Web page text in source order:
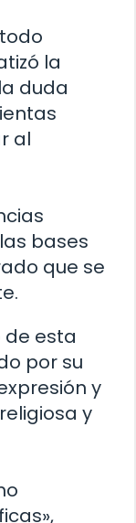
la
duda
al
bases
que se
esta
por su
y
y